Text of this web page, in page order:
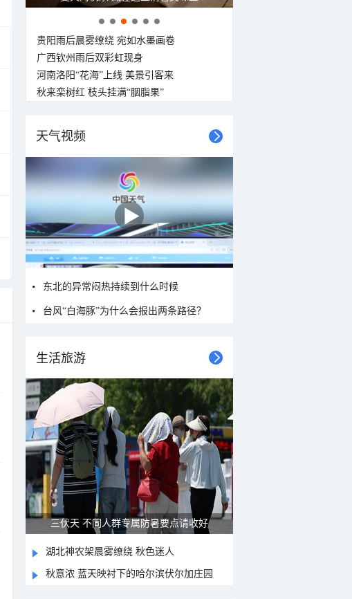
贵阳雨后晨雾缭绕 宛如水墨画卷
广西钦州雨后双彩虹现身
河南洛阳“花海”上线 美景引客来
秋来栾树红 枝头挂满“胭脂果”
天气视频
东北的异常闷热持续到什么时候
台风“白海豚”为什么会报出两条路径？
生活旅游
三伏天 不同人群专属防暑要点请收好
湖北神农架晨雾缭绕 秋色迷人
秋意浓 蓝天映衬下的哈尔滨伏尔加庄园